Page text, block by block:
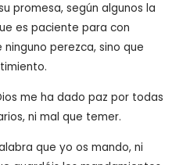
promesa, según algunos la
es paciente para con
perezca, sino que
me ha dado paz por todas
ni mal que temer.
que yo os mando, ni